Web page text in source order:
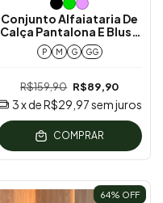
Conjunto Alfaiataria De
Calça Pantalona E Blusa
Peplum
P M G GG
R$159,90 R$89,90
3x deR$29,97sem juros
COMPRAR
64% OFF